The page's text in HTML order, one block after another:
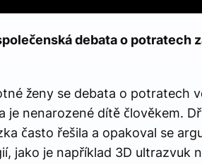
debata o potratech
ženy se debata o potratech
nenarozené dítě člověkem.
často řešila a opakoval se
jako je například 3D ultrazvuk